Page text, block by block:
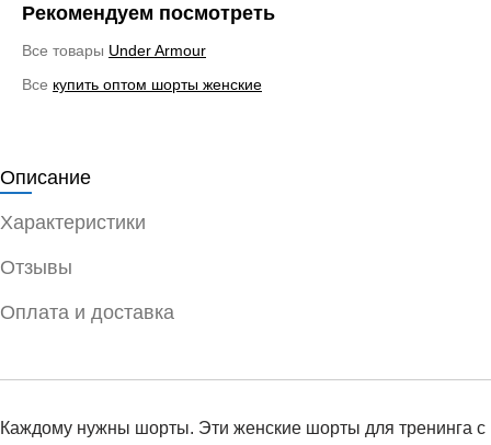
Рекомендуем посмотреть
Все товары Under Armour
Все купить оптом шорты женские
Описание
Характеристики
Отзывы
Оплата и доставка
Каждому нужны шорты. Эти женские шорты для тренинга с